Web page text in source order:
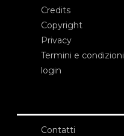
Credits
Copyright
Privacy
Termini e condizioni
login
Contatti